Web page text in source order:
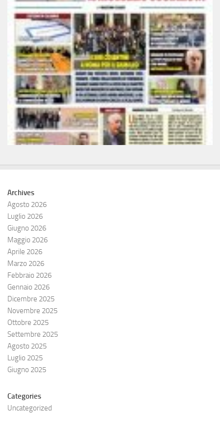
Archives
Agosto 2026
Luglio 2026
Giugno 2026
Maggio 2026
Aprile 2026
Marzo 2026
Febbraio 2026
Gennaio 2026
Dicembre 2025
Novembre 2025
Ottobre 2025
Settembre 2025
Agosto 2025
Luglio 2025
Giugno 2025
Categories
Uncategorized